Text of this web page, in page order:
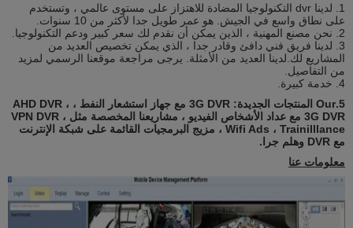
1. لدينا dvr التكنولوجيا المضادة للاهتزاز على مستوى عالمي ، وتستخدم
على نطاق واسع في الجيش. هو عمر طويل جدا لأكثر من 10 سنوات.
2. نحن مصنع المهنية ، الذين يمكن أن نقدم لك سعر كبير ودعم التكنولوجيا.
3. لدينا فريق فني دافئ وقادر جدا ، الذي يمكن تخصيص العديد من
المشاريع لك.لدينا العديد من الأمثلة. يرجى مراجعة موقعنا الرسمي لمزيد
من التفاصيل.
4. خدمة كبيرة.
5.Our المنتجات الجديدة: 3G DVR مع جهاز استشعار النفط ، AHD DVR ،
3G DVR مع عداد الأشخاص الفيديو ، مشاريعنا المخصصة مثل VPN DVR ،
Wifi Ads ، Trainilllance ، مزيج البرمجيات القائمة على شبكة الإنترنت
مع DVR وهلم جرا.
معلومات عنا